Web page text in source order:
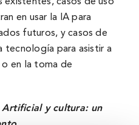
casos de uso
en usar la IA para
futuros, y casos de
tecnología para asistir a
o en la toma de
Artificial y cultura: un